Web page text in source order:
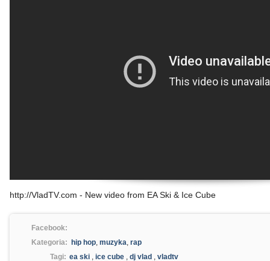
http://VladTV.com - New video from EA Ski & Ice Cube
Facebook:
Kategoria:
hip hop, muzyka, rap
Tagi: ea ski , ice cube , dj vlad , vladtv